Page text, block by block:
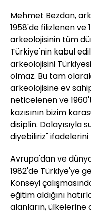
Mehmet Bezdan,
1958'de filizlenen ve
arkeolojisinin tüm
Türkiye'nin kabul
arkeolojisini
olmaz. Bu tam
arkeolojisine ev
neticelenen ve
kazısının bizim
disiplin. Dolayısıyla
diyebiliriz" ifadelerini
Avrupa'dan ve
1982'de Türkiye'ye
Konseyi
eğitim aldığını
alanların,